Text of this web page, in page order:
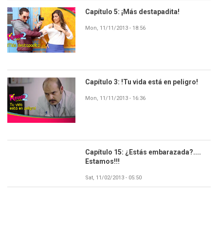
Capítulo 5: ¡Más destapadita!
Mon, 11/11/2013 - 18:56
Capítulo 3: !Tu vida está en peligro!
Mon, 11/11/2013 - 16:36
Capítulo 15: ¿Estás embarazada?....
Estamos!!!
Sat, 11/02/2013 - 05:50